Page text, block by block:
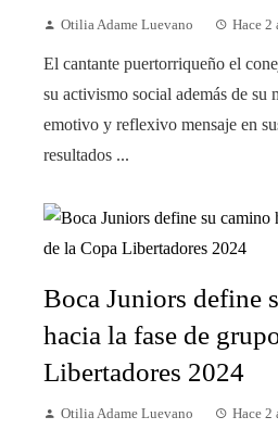
Otilia Adame Luevano Hace 2
El cantante puertorriqueño el
su activismo social además de su
emotivo y reflexivo mensaje en
resultados ...
Boca Juniors define
hacia la fase de
Libertadores 2024
Otilia Adame Luevano Hace 2